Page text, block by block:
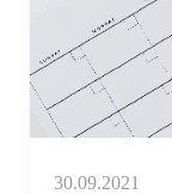
30.09.2021